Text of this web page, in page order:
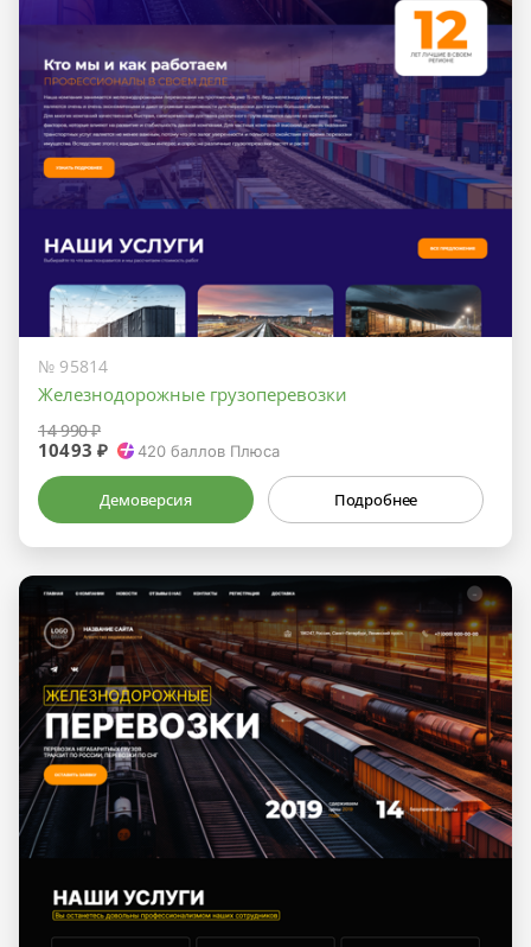
№ 95814
Железнодорожные грузоперевозки
14 990 ₽
10493 ₽ 420 баллов Плюса
Демоверсия Подробнее